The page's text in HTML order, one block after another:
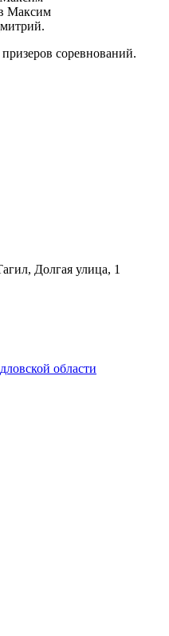
Максим
соревнований.
Долгая улица, 1
области